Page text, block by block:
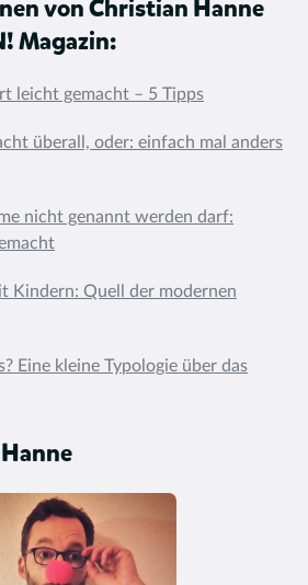
von Christian Hanne
Magazin:
leicht gemacht – 5 Tipps
überall, oder: einfach mal anders
nicht genannt werden darf:
Kindern: Quell der modernen
Eine kleine Typologie über das